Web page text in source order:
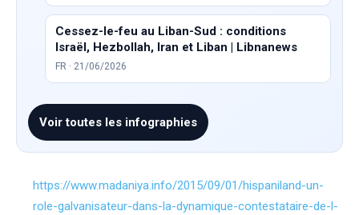
Cessez-le-feu au Liban-Sud : conditions
Israël, Hezbollah, Iran et Liban | Libnanews
FR · 21/06/2026
Voir toutes les infographies
https://www.madaniya.info/2015/09/01/hispaniland-un-
role-galvanisateur-dans-la-dynamique-contestataire-de-l-